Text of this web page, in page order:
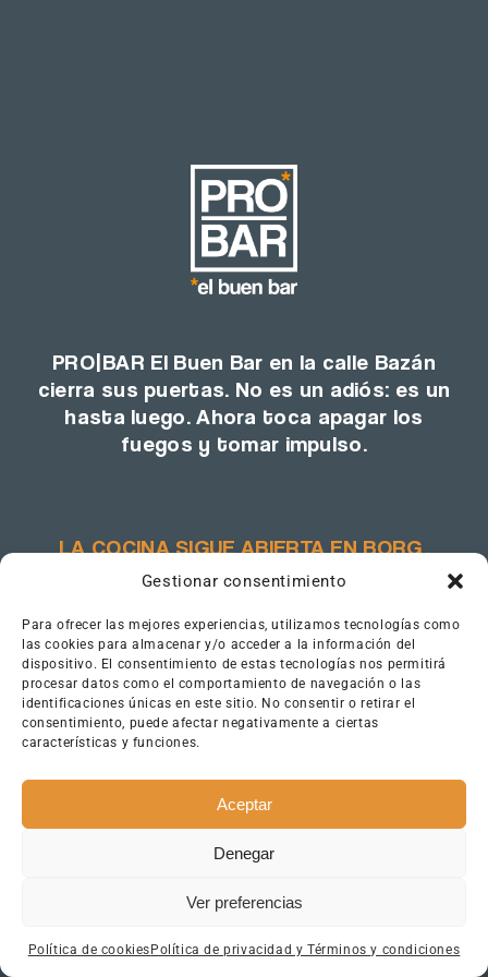
Gestionar consentimiento
Para ofrecer las mejores experiencias, utilizamos tecnologías como
las cookies para almacenar y/o acceder a la información del
dispositivo. El consentimiento de estas tecnologías nos permitirá
procesar datos como el comportamiento de navegación o las
identificaciones únicas en este sitio. No consentir o retirar el
consentimiento, puede afectar negativamente a ciertas
características y funciones.
Aceptar
Denegar
Ver preferencias
Política de cookies Política de privacidad y Términos y condiciones
PRO|BAR El Buen Bar en la calle Bazán
cierra sus puertas. No es un adiós: es un
hasta luego. Ahora toca apagar los
fuegos y tomar impulso.
LA COCINA SIGUE ABIERTA ENBORG.
brazos abiertos en BORG, nuestra otra
casa, donde podéis seguir disfrutando de
la misma calidad y calidez con una nueva
propuesta gastronómica.
¡Gracias por vuestro apoyo!